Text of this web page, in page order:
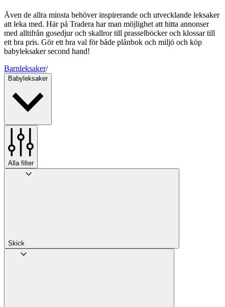
Även de allra minsta behöver inspirerande och utvecklande leksaker
att leka med. Här på Tradera har man möjlighet att hitta annonser
med alltifrån gosedjur och skallror till prasselböcker och klossar till
ett bra pris. Gör ett bra val för både plånbok och miljö och köp
babyleksaker second hand!
Barnleksaker/
Babyleksaker
Alla filter
Skick